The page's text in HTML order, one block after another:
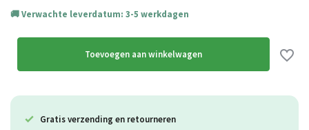
Verwachte leverdatum: 3-5 werkdagen
Toevoegen aan winkelwagen
Gratis verzending en retourneren